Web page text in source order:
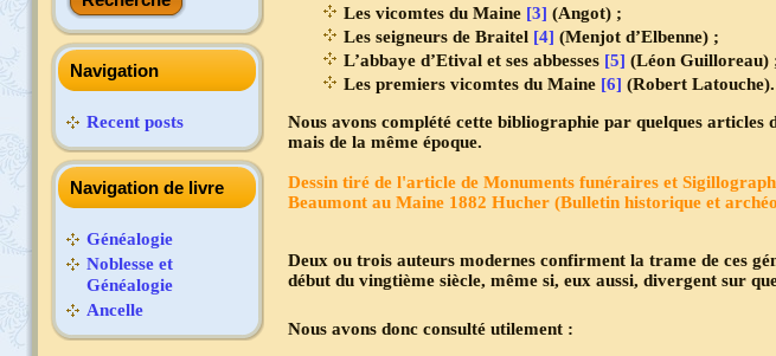
Navigation
Recent posts
Navigation de livre
Généalogie
Noblesse et
Généalogie
Ancelle
Les vicomtes du Maine [3] (Angot) ;
Les seigneurs de Braitel [4] (Menjot d’Elbenne) ;
L’abbaye d’Etival et ses abbesses [5] (Léon Guilloreau)
Les premiers vicomtes du Maine [6] (Robert Latouche).
Nous avons complété cette bibliographie par quelques articles
mais de la même époque.
Dessin tiré de l'article de Monuments funéraires et
Beaumont au Maine 1882 Hucher (Bulletin historique et
Deux ou trois auteurs modernes confirment la trame de ces
début du vingtième siècle, même si, eux aussi, divergent sur
Nous avons donc consulté utilement :